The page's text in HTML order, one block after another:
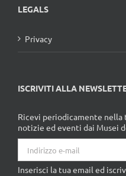
LEGALS
Privacy
ISCRIVITI ALLA
Ricevi periodicamente
notizie ed eventi dai Musei
Inserisci la tua email ed